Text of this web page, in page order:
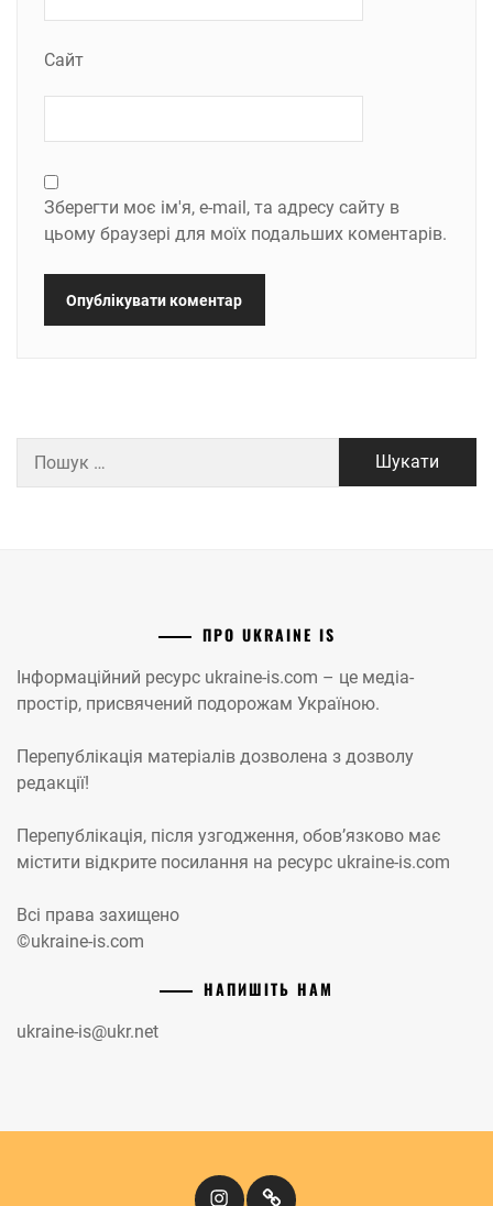
Сайт
Зберегти моє ім'я, e-mail, та адресу сайту в
цьому браузері для моїх подальших коментарів.
ПРО UKRAINE IS
Інформаційний ресурс ukraine-is.com – це медіа-
простір, присвячений подорожам Україною.
Перепублікація матеріалів дозволена з дозволу
редакції!
Перепублікація, після узгодження, обов’язково має
містити відкрите посилання на ресурс ukraine-is.com
Всі права захищено
©ukraine-is.com
НАПИШІТЬ НАМ
ukraine-is@ukr.net
InstagramКіномандри